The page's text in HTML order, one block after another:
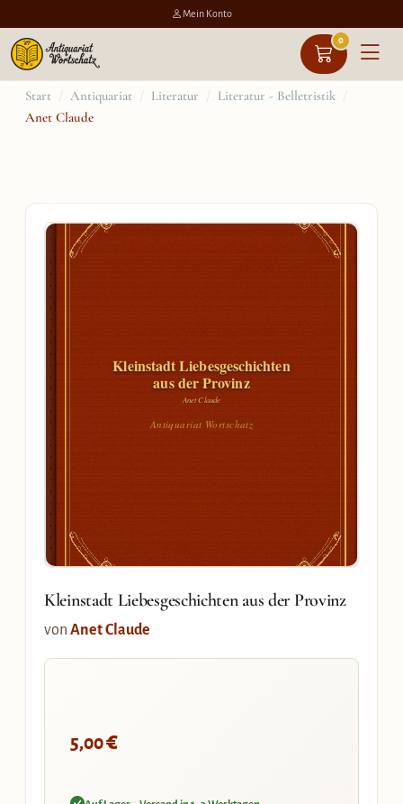
Mein Konto
0
Zum
Inhalt
Start / Antiquariat / Literatur / Literatur - Belletristik /
Anet Claude
Kleinstadt Liebesgeschichten
aus der Provinz
Anet Claude
Antiquariat Wortschatz
Kleinstadt Liebesgeschichten aus der Provinz
von Anet Claude
5,00€